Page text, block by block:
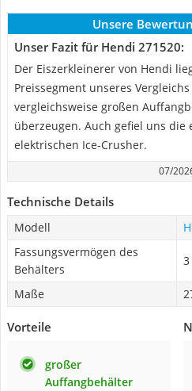
Unsere
Unser Fazit für Hendi 271520:
Der Eiszerkleinerer von Hendi
Preissegment unseres
vergleichsweise großen
überzeugen. Auch gefiel uns die
elektrischen Ice-Crusher.
07/
Technische Details
Modell
Fassungsvermögen des
Behälters
3
Maße
Vorteile
großer
Auffangbehälter